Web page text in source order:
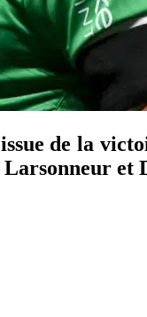
de la
et